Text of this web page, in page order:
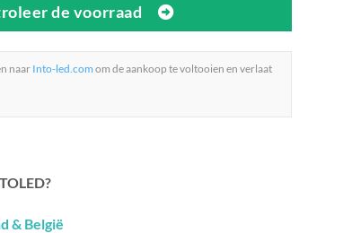
de voorraad
naar Into-led.com om de aankoop te voltooien en verlaat
& België